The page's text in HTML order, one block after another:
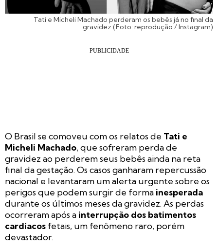
Tati e Micheli Machado perderam os bebês já no final da
gravidez (Foto: reprodução / Instagram)
O Brasil se comoveu com os relatos de Tati e
Micheli Machado, que sofreram perda de
gravidez ao perderem seus bebês ainda na reta
final da gestação. Os casos ganharam repercussão
nacional e levantaram um alerta urgente sobre os
perigos que podem surgir de forma inesperada
durante os últimos meses da gravidez. As perdas
ocorreram após a interrupção dos batimentos
cardíacos fetais, um fenômeno raro, porém
devastador.